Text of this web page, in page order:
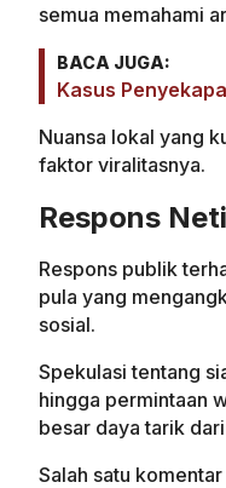
semua memahami
BACA JUGA:
Kasus
Nuansa lokal yang
faktor viralitasnya.
Respons
Respons publik
pula yang
sosial.
Spekulasi tentang
hingga permintaan
besar daya tarik
Salah satu